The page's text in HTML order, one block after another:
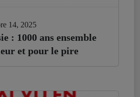
14, 2025
: 1000 ans ensemble
et pour le pire